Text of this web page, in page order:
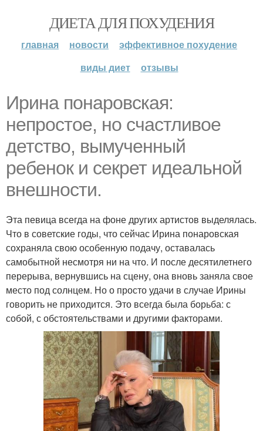
ДИЕТА ДЛЯ ПОХУДЕНИЯ
главная новости
эффективное похудение
виды диет
отзывы
Ирина понаровская:
непростое, но счастливое
детство, вымученный
ребенок и секрет идеальной
внешности.
Эта певица всегда на фоне других артистов выделялась.
Что в советские годы, что сейчас Ирина понаровская
сохраняла свою особенную подачу, оставалась
самобытной несмотря ни на что. И после десятилетнего
перерыва, вернувшись на сцену, она вновь заняла свое
место под солнцем. Но о просто удачи в случае Ирины
говорить не приходится. Это всегда была борьба: с
собой, с обстоятельствами и другими факторами.